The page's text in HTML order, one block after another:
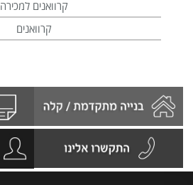
קרוואנים למכירה
קרוואנים